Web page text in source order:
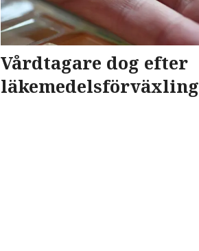
Vårdtagare dog efter
läkemedelsförväxling